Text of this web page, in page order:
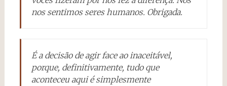
nos sentimos seres humanos. Obrigada.
É a decisão de agir face ao inaceitável,
porque, definitivamente, tudo que
aconteceu aqui é simplesmente